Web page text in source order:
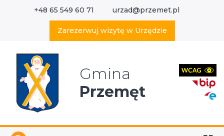
+48 65 549 60 71 urzad@przemet.pl
Zarezerwuj wizytę w Urzędzie
Gmina
Przemęt
Wyszukaj w serwisie